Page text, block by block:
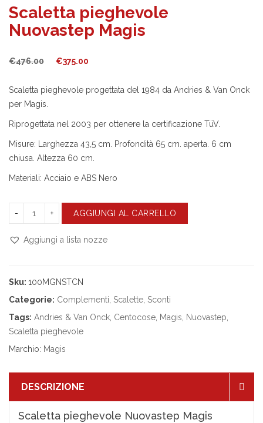
Scaletta pieghevole
Nuovastep Magis
€476.00
Il
originale
€375.00
attuale
Scaletta pieghevole progettata del 1984 da Andries & Van Onck
per Magis.
Riprogettata nel 2003 per ottenere la certificazione TüV.
Misure: Larghezza 43,5 cm. Profondità 65 cm. aperta. 6 cm
chiusa. Altezza 60 cm.
Materiali: Acciaio e ABS Nero
AGGIUNGI AL CARRELLO
Aggiungi a lista nozze
Sku: 100MGNSTCN
Categorie: Complementi Scalette Sconti
Tags: Andries & Van Onck Centocose Magis Nuovastep
Scaletta pieghevole
Marchio: Magis
DESCRIZIONE
Scaletta pieghevole Nuovastep Magis